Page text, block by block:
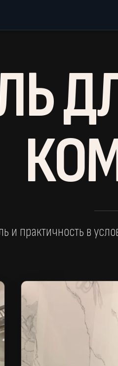
и практичность в